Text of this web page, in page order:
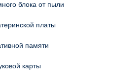
блока от пыли
платы
памяти
карты